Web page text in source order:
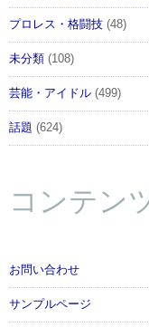
プロレス・格闘技 (48)
未分類 (108)
芸能・アイドル (499)
話題 (624)
コンテン
お問い合わせ
サンプルページ